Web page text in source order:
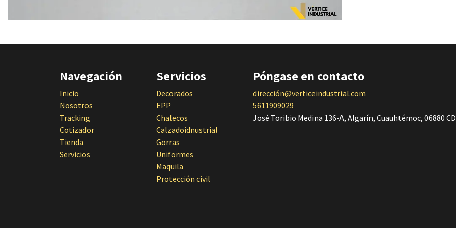
Navegación
Inicio
Nosotros
Tracking
Cotizador
Tienda
Servicios
Servicios
Decorados
EPP
Chalecos
Calzadoidnustrial
Gorras
Uniformes
Maquila
Protección civil
Póngase en contacto
dirección@verticeindustrial.com
5611909029
José Toribio Medina 136-A, Algarín, Cuauhtémoc, 06880